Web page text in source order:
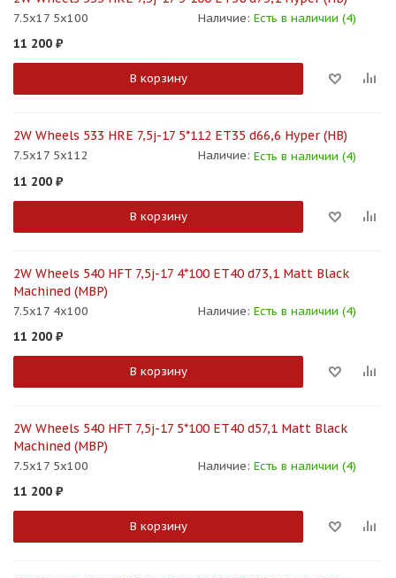
7.5x17 5x100 Наличие: Есть в наличии (4)
11 200 ₽
В корзину
2W Wheels 533 HRE 7,5j-17 5*112 ET35 d66,6 Hyper (HB)
7.5x17 5x112 Наличие: Есть в наличии (4)
11 200 ₽
В корзину
2W Wheels 540 HFT 7,5j-17 4*100 ET40 d73,1 Matt Black
Machined (MBP)
7.5x17 4x100 Наличие: Есть в наличии (4)
11 200 ₽
В корзину
2W Wheels 540 HFT 7,5j-17 5*100 ET40 d57,1 Matt Black
Machined (MBP)
7.5x17 5x100 Наличие: Есть в наличии (4)
11 200 ₽
В корзину